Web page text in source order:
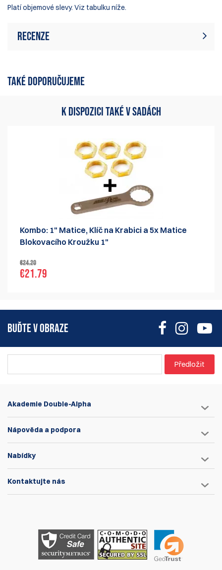
Platí objemové slevy. Viz tabulku níže.
Recenze
produktu. Buďte první, kdo napíše
recenzi
TAKÉ DOPORUČUJEME
K DISPOZICI TAKÉ V SADÁCH
Kombo: 1" Matice, Klíč na Krabici a 5x Matice
Blokovacího Kroužku 1"
€24.20
€21.79
BUĎTE V OBRAZE
Předložit
Akademie Double-Alpha
Nápověda a podpora
Nabídky
Kontaktujte nás